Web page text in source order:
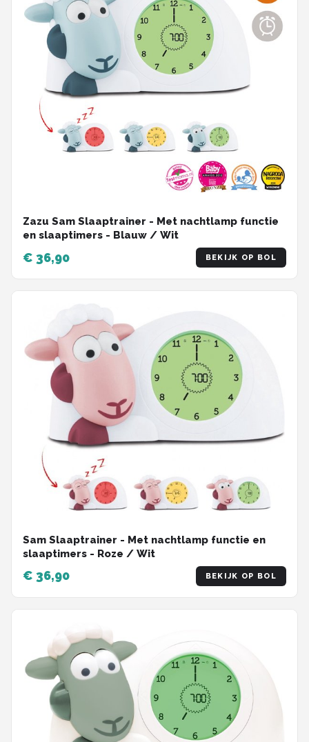
Zazu Sam Slaaptrainer - Met nachtlamp functie
en slaaptimers - Blauw / Wit
€ 36,90 BEKIJK OP BOL
Sam Slaaptrainer - Met nachtlamp functie en
slaaptimers - Roze / Wit
€ 36,90 BEKIJK OP BOL